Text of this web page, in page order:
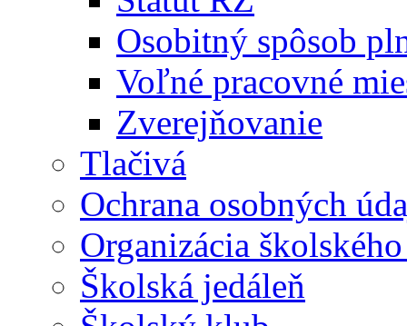
Osobitný spôsob
Voľné pracovné
Zverejňovanie
Tlačivá
Ochrana osobných
Organizácia
Školská jedáleň